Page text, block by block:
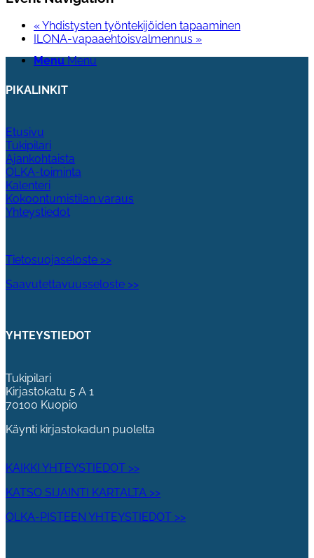
Menu Menu
«Yhdistysten työntekijöiden tapaaminen
ILONA-vapaaehtoisvalmennus »
PIKALINKIT
Etusivu
Tukipilari
Ajankohtaista
OLKA-toiminta
Kalenteri
Kokoontumistilan varaus
Yhteystiedot
Tietosuojaseloste >>
Saavutettavuusseloste >>
YHTEYSTIEDOT
Tukipilari
Kirjastokatu 5 A 1
70100 Kuopio
Käynti kirjastokadun puolelta
KAIKKI YHTEYSTIEDOT >>
KATSO SIJAINTI KARTALTA >>
OLKA-PISTEEN YHTEYSTIEDOT >>